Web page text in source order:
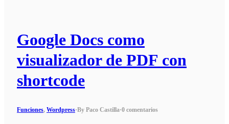
Google Docs como
visualizador de PDF con
shortcode
Funciones, Wordpress·By Paco Castilla·0 comentarios